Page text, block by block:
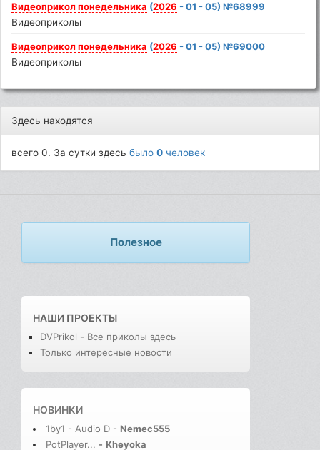
Видеоприкол понедельника (2026 - 01 - 05) №68999
Видеоприколы
Видеоприкол понедельника (2026 - 01 - 05) №69000
Видеоприколы
Здесь находятся
всего 0. За сутки здесьбыло0 человек
Полезное
НАШИ ПРОЕКТЫ
DVPrikol - Все приколы здесь
Только интересные новости
НОВИНКИ
1by1 - Audio D - Nemec555
PotPlayer... - Kheyoka